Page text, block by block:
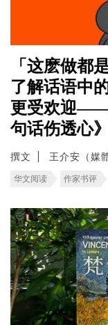
「这麽做都
了解话语中
更受欢迎——
句话伤透心》
撰文 王介安（媒
华文阅读 作家书评